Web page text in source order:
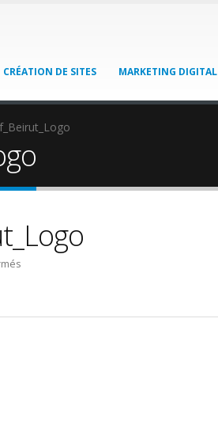
CRÉATION DE SITES MARKETING DIGITAL